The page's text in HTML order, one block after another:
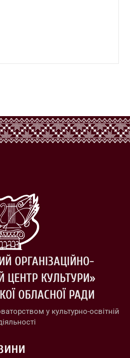
ОРГАНІЗАЦІЙНО-
ЦЕНТР КУЛЬТУРИ»
ОБЛАСНОЇ РАДИ
у культурно-освітній